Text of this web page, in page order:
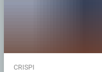
CRISPI